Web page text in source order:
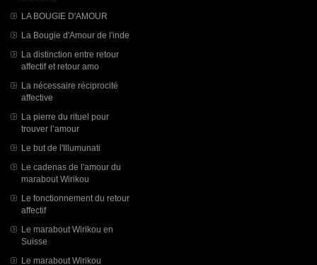
LA BOUGIE D'AMOUR
La Bougie d'Amour de l'inde
La distinction entre retour
affectif et retour amo
La nécessaire réciprocité
affective
La pierre du rituel pour
trouver l’amour
Le but de l'Illumunati
Le cadenas de l'amour du
marabout Wirikou
Le fonctionnement du retour
affectif
Le marabout Wirikou en
Suisse
Le marabout Wirikou